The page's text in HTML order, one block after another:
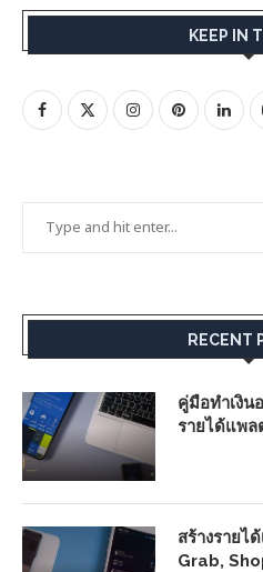
KEEP IN
RECENT
คู่มือทำเงิ
รายได้แพ
สร้างรายไ
Grab,